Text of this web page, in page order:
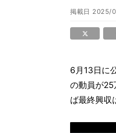
掲載日 2025/
6月13日に
の動員が25
ば最終興収